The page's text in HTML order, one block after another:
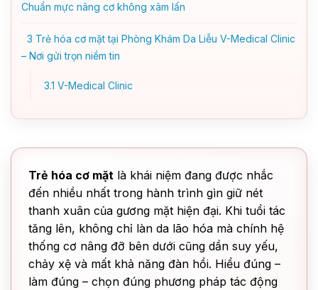
Chuẩn mực nâng cơ không xâm lấn
3 Trẻ hóa cơ mặt tại Phòng Khám Da Liễu V-Medical Clinic
– Nơi gửi trọn niềm tin
3.1 V-Medical Clinic
Trẻ hóa cơ mặt là khái niệm đang được nhắc
đến nhiều nhất trong hành trình gìn giữ nét
thanh xuân của gương mặt hiện đại. Khi tuổi tác
tăng lên, không chỉ làn da lão hóa mà chính hệ
thống cơ nâng đỡ bên dưới cũng dần suy yếu,
chảy xệ và mất khả năng đàn hồi. Hiểu đúng –
làm đúng – chọn đúng phương pháp tác động